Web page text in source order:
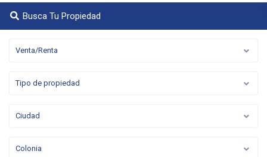
Busca Tu Propiedad
Venta/Renta
Tipo de propiedad
Ciudad
Colonia